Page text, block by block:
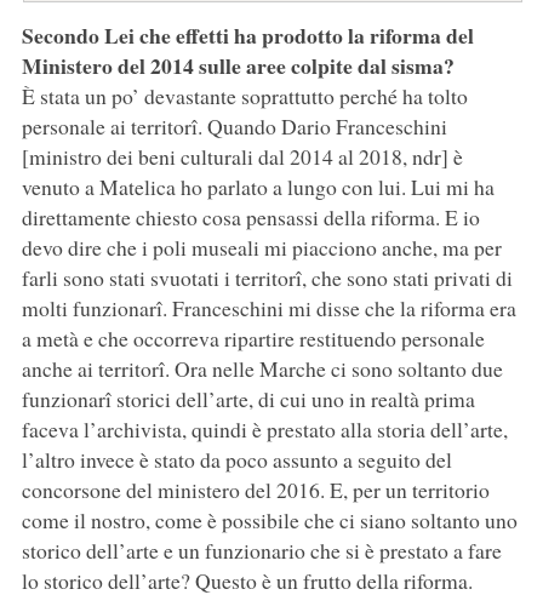
Secondo Lei che effetti ha prodotto la riforma del
Ministero del 2014 sulle aree colpite dal sisma?
È stata un po’ devastante soprattutto perché ha tolto
personale ai territorî. Quando Dario Franceschini
[ministro dei beni culturali dal 2014 al 2018, ndr] è
venuto a Matelica ho parlato a lungo con lui. Lui mi ha
direttamente chiesto cosa pensassi della riforma. E io
devo dire che i poli museali mi piacciono anche, ma per
farli sono stati svuotati i territorî, che sono stati privati di
molti funzionarî. Franceschini mi disse che la riforma era
a metà e che occorreva ripartire restituendo personale
anche ai territorî. Ora nelle Marche ci sono soltanto due
funzionarî storici dell’arte, di cui uno in realtà prima
faceva l’archivista, quindi è prestato alla storia dell’arte,
l’altro invece è stato da poco assunto a seguito del
concorsone del ministero del 2016. E, per un territorio
come il nostro, come è possibile che ci siano soltanto uno
storico dell’arte e un funzionario che si è prestato a fare
lo storico dell’arte? Questo è un frutto della riforma.